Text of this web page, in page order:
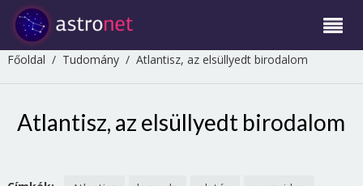
Főoldal / Tudomány/ Atlantisz, az elsüllyedt birodalom
Atlantisz, az elsüllyedt birodalom